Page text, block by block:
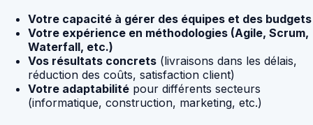
Votre capacité à gérer des équipes et des budgets
Votre expérience en méthodologies (Agile, Scrum,
Waterfall, etc.)
Vos résultats concrets (livraisons dans les délais,
réduction des coûts, satisfaction client)
Votre adaptabilité pour différents secteurs
(informatique, construction, marketing, etc.)